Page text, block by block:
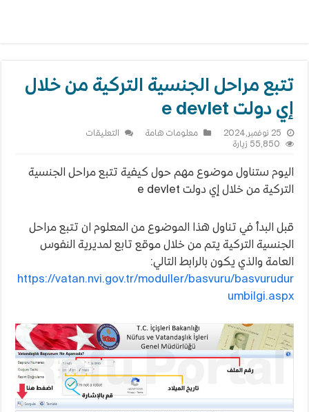
تتبع مراحل الجنسية التركية من خلال
إي دولت e devlet
25 نوفمبر,2024 معلومات هامة التعليقاتعلى
الجنسية
التركية
دولت
e
devlet
55,850 زيارة
اليوم ستناول موضوع مهم حول كيفية تتبع مراحل الجنسية
التركية من خلال إي دولت e devlet
قبل البدأ في تناول هذا الموضوع من المعلوم ان تتبع مراحل
الجنسية التركية يتم من خلال موقع تابع لمديرية النفوس
العامة والذي يكون بالرابط التالي:
https://vatan.nvi.gov.tr/moduller/basvuru/basvurudur
umbilgi.aspx